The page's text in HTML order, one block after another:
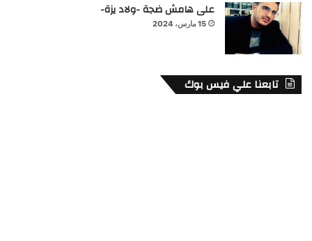
على هامش ضجة -ولاد يزة-
15 مارس، 2024
تابعنا علي فيس بوك